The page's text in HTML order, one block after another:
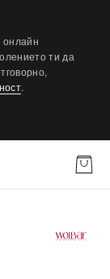
онлайн
ти да
.